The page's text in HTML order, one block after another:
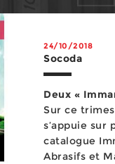
24/10/2018
Socoda
Deux «
Sur ce
s’appuie sur
catalogue
Abrasifs et